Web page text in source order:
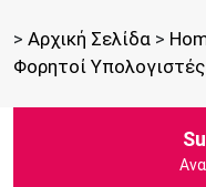
> Αρχική Σελίδα >
Φορητοί Υπολογιστές